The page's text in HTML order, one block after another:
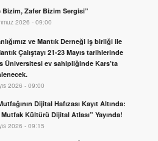
Bizim, Zafer Bizim Sergisi”
2026 - 09:00
ve Mantık Derneği iş birliği ile
Çalıştayı 21-23 Mayıs tarihlerinde
Üniversitesi ev sahipliğinde Kars’ta
2026 - 09:00
Dijital Hafızası Kayıt Altında:
Kültürü Dijital Atlası” Yayında!
2026 - 09:15